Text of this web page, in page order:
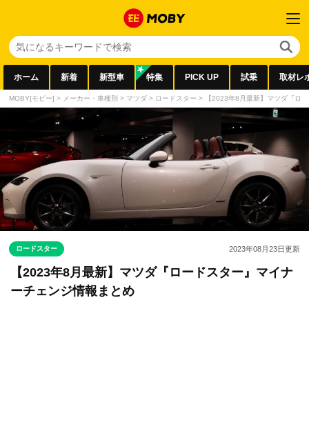
ホーム 新着 新型車 特集 PICK UP 試乗 取材レ
MOBY[モビー] > メーカー・車種別 > マツダ > ロードスター > 【2023年8月最新】マツダ『ロ
ロードスター 2023年08月23日更新
【2023年8月最新】マツダ『ロードスター』マイナ
ーチェンジ情報まとめ